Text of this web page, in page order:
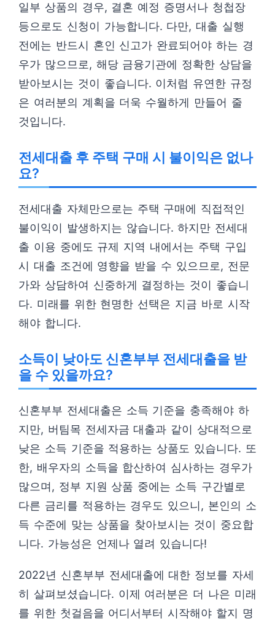
일부 상품의 경우, 결혼 예정 증명서나 청첩장
등으로도 신청이 가능합니다. 다만, 대출 실행
전에는 반드시 혼인 신고가 완료되어야 하는 경
우가 많으므로, 해당 금융기관에 정확한 상담을
받아보시는 것이 좋습니다. 이처럼 유연한 규정
은 여러분의 계획을 더욱 수월하게 만들어 줄
것입니다.
전세대출 후 주택 구매 시 불이익은 없나
요?
전세대출 자체만으로는 주택 구매에 직접적인
불이익이 발생하지는 않습니다. 하지만 전세대
출 이용 중에도 규제 지역 내에서는 주택 구입
시 대출 조건에 영향을 받을 수 있으므로, 전문
가와 상담하여 신중하게 결정하는 것이 좋습니
다. 미래를 위한 현명한 선택은 지금 바로 시작
해야 합니다.
소득이 낮아도 신혼부부 전세대출을 받
을 수 있을까요?
신혼부부 전세대출은 소득 기준을 충족해야 하
지만, 버팀목 전세자금 대출과 같이 상대적으로
낮은 소득 기준을 적용하는 상품도 있습니다. 또
한, 배우자의 소득을 합산하여 심사하는 경우가
많으며, 정부 지원 상품 중에는 소득 구간별로
다른 금리를 적용하는 경우도 있으니, 본인의 소
득 수준에 맞는 상품을 찾아보시는 것이 중요합
니다. 가능성은 언제나 열려 있습니다!
2022년 신혼부부 전세대출에 대한 정보를 자세
히 살펴보셨습니다. 이제 여러분은 더 나은 미래
를 위한 첫걸음을 어디서부터 시작해야 할지 명